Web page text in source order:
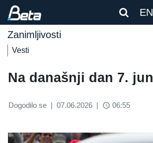
EN
Zanimljivosti
Vesti
Na današnji dan 7. jun
Dogodilo se | 07.06.2026 | access_time 06:55